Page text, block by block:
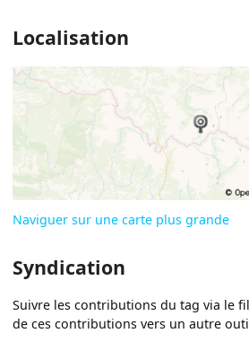
Localisation
Naviguer sur une carte plus grande
Syndication
Suivre les contributions du tag via le
de ces contributions vers un autre